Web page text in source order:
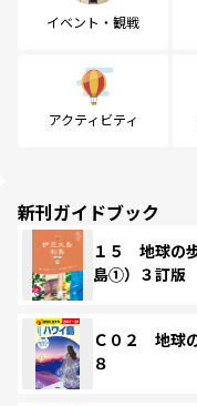
イベント・観戦
アクティビティ
新刊ガイドブック
１５ 地球の
島①）３訂版
Ｃ０２ 地球
８